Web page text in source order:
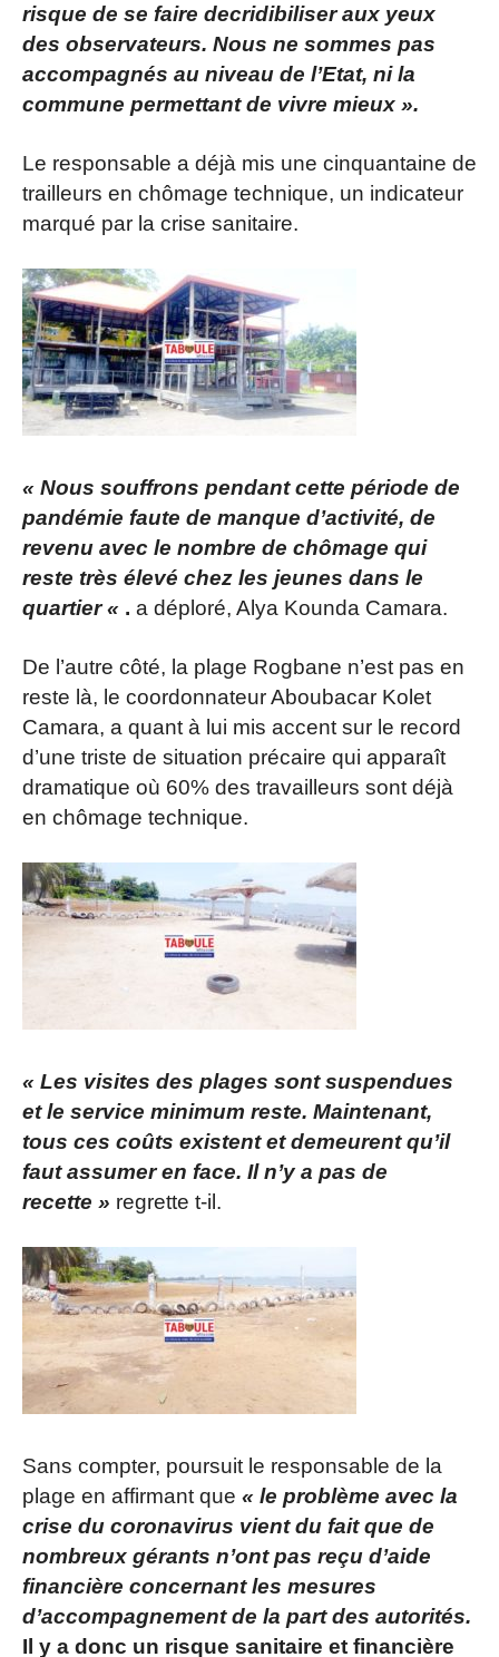
risque de se faire decridibiliser aux yeux
des observateurs. Nous ne sommes pas
accompagnés au niveau de l’Etat, ni la
commune permettant de vivre mieux ».
Le responsable a déjà mis une cinquantaine de
trailleurs en chômage technique, un indicateur
marqué par la crise sanitaire.
« Nous souffrons pendant cette période de
pandémie faute de manque d’activité, de
revenu avec le nombre de chômage qui
reste très élevé chez les jeunes dans le
quartier « . a déploré, Alya Kounda Camara.
De l’autre côté, la plage Rogbane n’est pas en
reste là, le coordonnateur Aboubacar Kolet
Camara, a quant à lui mis accent sur le record
d’une triste de situation précaire qui apparaît
dramatique où 60% des travailleurs sont déjà
en chômage technique.
« Les visites des plages sont suspendues
et le service minimum reste. Maintenant,
tous ces coûts existent et demeurent qu’il
faut assumer en face. Il n’y a pas de
recette » regrette t-il.
Sans compter, poursuit le responsable de la
plage en affirmant que « le problème avec la
crise du coronavirus vient du fait que de
nombreux gérants n’ont pas reçu d’aide
financière concernant les mesures
d’accompagnement de la part des autorités.
Il y a donc un risque sanitaire et financière